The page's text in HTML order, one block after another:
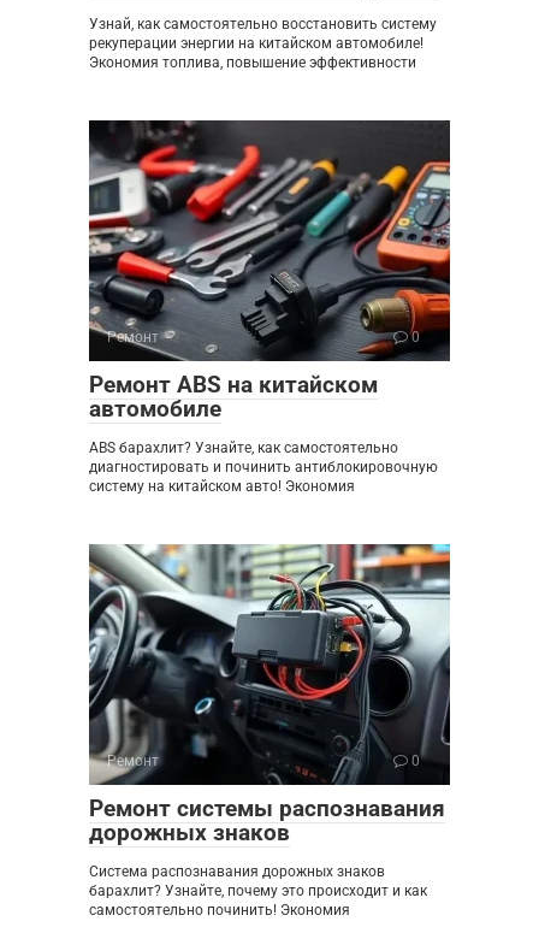
Узнай, как самостоятельно восстановить систему
рекуперации энергии на китайском автомобиле!
Экономия топлива, повышение эффективности
Ремонт 0
Ремонт ABS на китайском
автомобиле
ABS барахлит? Узнайте, как самостоятельно
диагностировать и починить антиблокировочную
систему на китайском авто! Экономия
Ремонт 0
Ремонт системы распознавания
дорожных знаков
Система распознавания дорожных знаков
барахлит? Узнайте, почему это происходит и как
самостоятельно починить! Экономия